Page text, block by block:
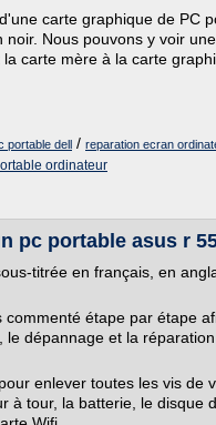
carte graphique de PC
Nous pouvons y voir
carte mère à la carte
portable dell / reparation ecran
ordinateur
pc portable asus r
titrée en français, en
commenté étape par étape
le dépannage et la
enlever toutes les vis de
à tour, la batterie, le disque